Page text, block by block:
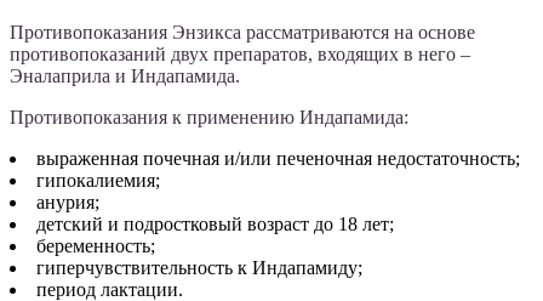
Противопоказания Энзикса рассматриваются на основе
противопоказаний двух препаратов, входящих в него –
Эналаприла и Индапамида.
Противопоказания к применению Индапамида:
выраженная почечная и/или печеночная недостаточность;
гипокалиемия;
анурия;
детский и подростковый возраст до 18 лет;
беременность;
гиперчувствительность к Индапамиду;
период лактации.